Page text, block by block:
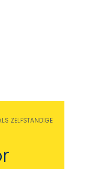
ZELFSTANDIGE